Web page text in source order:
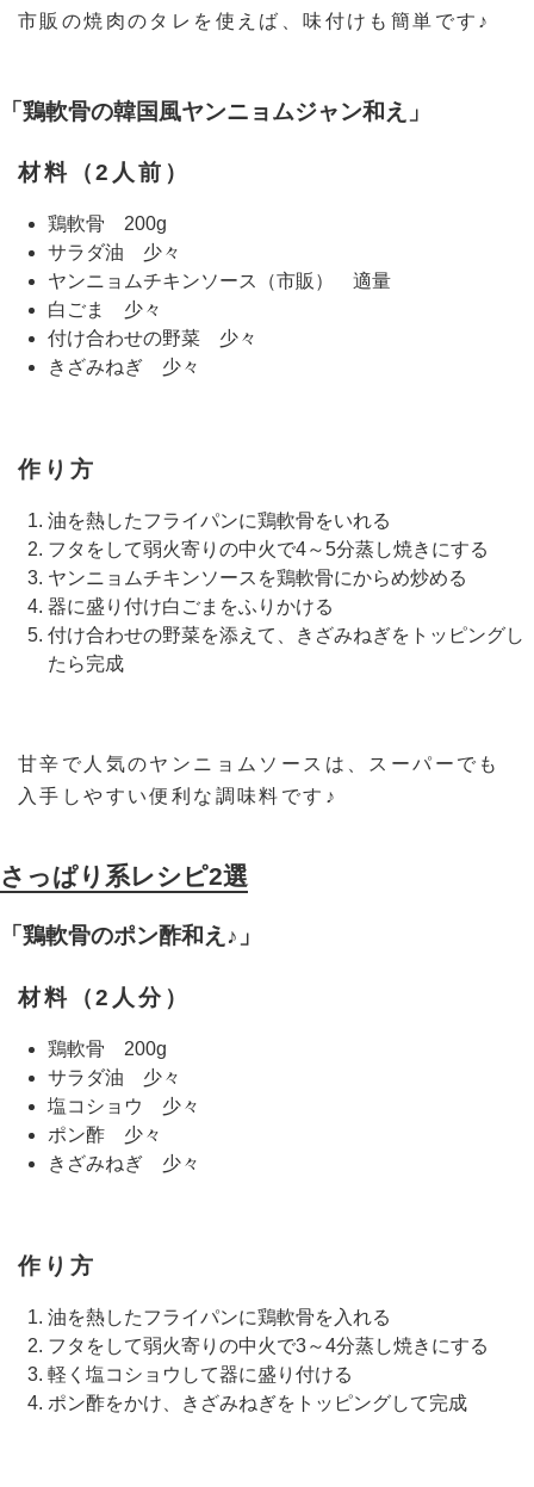
市販の焼肉のタレを使えば、味付けも簡単です♪
「鶏軟骨の韓国風ヤンニョムジャン和え」
材料（2人前）
鶏軟骨 200g
サラダ油 少々
ヤンニョムチキンソース（市販） 適量
白ごま 少々
付け合わせの野菜 少々
きざみねぎ 少々
作り方
油を熱したフライパンに鶏軟骨をいれる
フタをして弱火寄りの中火で4～5分蒸し焼きにする
ヤンニョムチキンソースを鶏軟骨にからめ炒める
器に盛り付け白ごまをふりかける
付け合わせの野菜を添えて、きざみねぎをトッピングし
たら完成
甘辛で人気のヤンニョムソースは、スーパーでも
入手しやすい便利な調味料です♪
さっぱり系レシピ2選
「鶏軟骨のポン酢和え♪」
材料（2人分）
鶏軟骨 200g
サラダ油 少々
塩コショウ 少々
ポン酢 少々
きざみねぎ 少々
作り方
油を熱したフライパンに鶏軟骨を入れる
フタをして弱火寄りの中火で3～4分蒸し焼きにする
軽く塩コショウして器に盛り付ける
ポン酢をかけ、きざみねぎをトッピングして完成